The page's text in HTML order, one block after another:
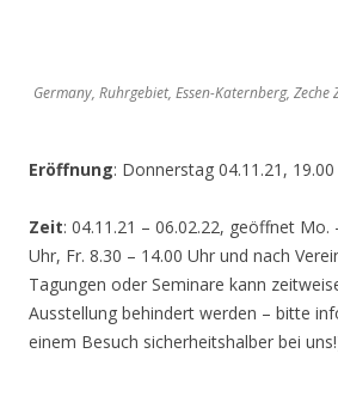
Germany, Ruhrgebiet, Essen-Katernberg, Zeche
Eröffnung: Donnerstag 04.11.21,
Zeit: 04.11.21 – 06.02.22, geöffnet Mo.
Uhr, Fr. 8.30 – 14.00 Uhr und nach
Tagungen oder Seminare kann
Ausstellung behindert werden – bitte
einem Besuch sicherheitshalber bei